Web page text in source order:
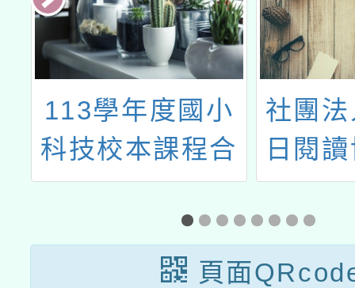
113學年度國小
科技校本課程合
作學校輔導及推
廣計畫-「閃亮聖
誕賀卡 & 紙電路
社團
日閱
第二
讀習
讀
頁面